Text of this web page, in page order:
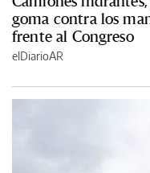
goma contra los
frente al Congreso
elDiarioAR